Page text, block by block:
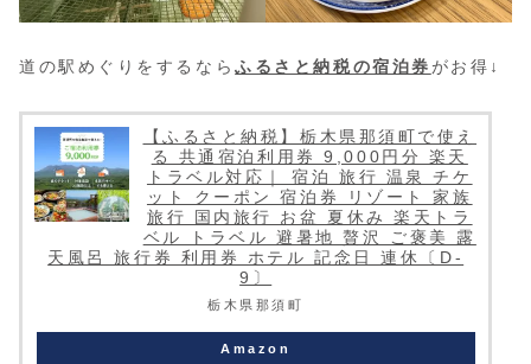
道の駅めぐりをするならふるさと納税の宿泊券 がお得↓
【ふるさと納税】栃木県那須町で使え
る 共通宿泊利用券 9,000円分 楽天
トラベル対応｜ 宿泊 旅行 温泉 チケ
ット クーポン 宿泊券 リゾート 家族
旅行 国内旅行 お盆 夏休み 楽天トラ
ベル トラベル 避暑地 贅沢 ご褒美 露
天風呂 旅行券 利用券 ホテル 記念日 連休〔D-
9〕
栃木県那須町
Amazon